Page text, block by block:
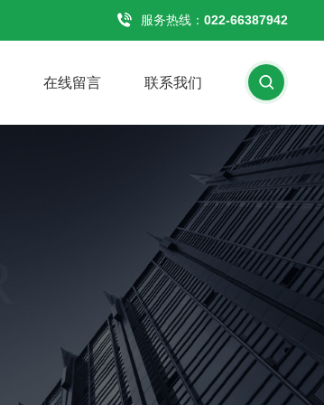
服务热线： 022-66387942
在线留言 联系我们